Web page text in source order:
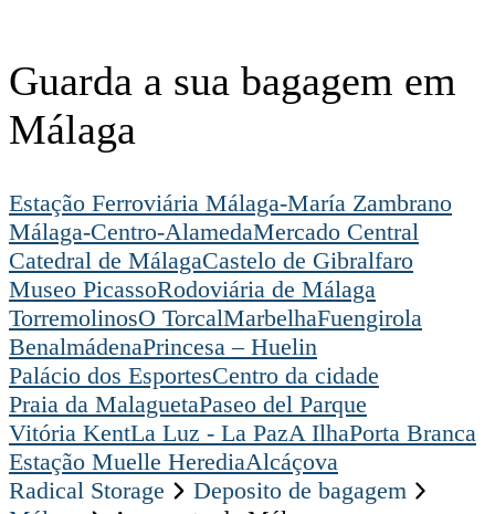
Guarda a sua bagagem em
Málaga
Estação Ferroviária Málaga-María Zambrano
Málaga-Centro-AlamedaMercado Central
Catedral de MálagaCastelo de Gibralfaro
Museo PicassoRodoviária de Málaga
TorremolinosO TorcalMarbelhaFuengirola
BenalmádenaPrincesa – Huelin
Palácio dos EsportesCentro da cidade
Praia da MalaguetaPaseo del Parque
Vitória KentLa Luz - La PazA IlhaPorta Branca
Estação Muelle HerediaAlcáçova
Radical Storage
Deposito de bagagem